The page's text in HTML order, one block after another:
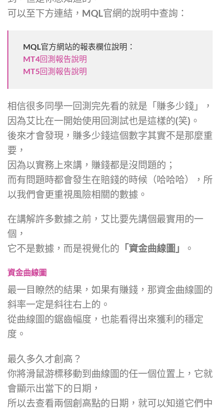
可以至下方連結，MQL官網的說明中查詢：
MQL官方網站的報表欄位說明：
MT4回測報告說明
MT5回測報告說明
相信很多同學一回測完先看的就是「賺多少錢」，
因為艾比在一開始使用回測試也是這樣的(笑)。
後來才會發現，賺多少錢這個數字其實不是那麼重
要，
因為以實務上來講，賺錢都是沒問題的；
而有問題時都會發生在賠錢的時候（哈哈哈），所
以我們會更重視風險相關的數據。
在講解許多數據之前，艾比要先講個最實用的一
個，
它不是數據，而是視覺化的 「資金曲線圖」 。
資金曲線圖
最一目瞭然的結果， 如果有賺錢，那資金曲線圖的
斜率一定是斜往右上的。
從曲線圖的鋸齒幅度，也能看得出來獲利的穩定
度。
最久多久才創高？
你將滑鼠游標移動到曲線圖的任一個位置上，它就
會顯示出當下的日期，
所以去查看兩個創高點的日期，就可以知道它們中